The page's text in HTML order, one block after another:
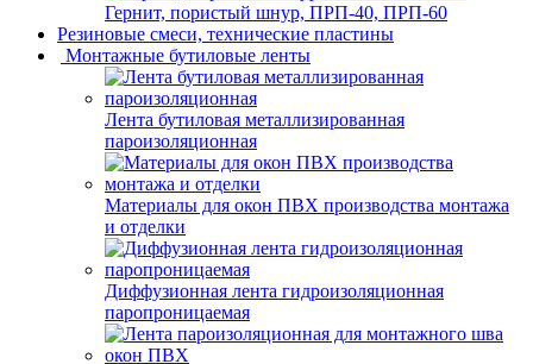
Гернит, пористый шнур, ПРП-40, ПРП-60
Резиновые смеси, технические пластины
Монтажные бутиловые ленты
Лента бутиловая металлизированная
пароизоляционная
Материалы для окон ПВХ производства монтажа
и отделки
Диффузионная лента гидроизоляционная
паропроницаемая